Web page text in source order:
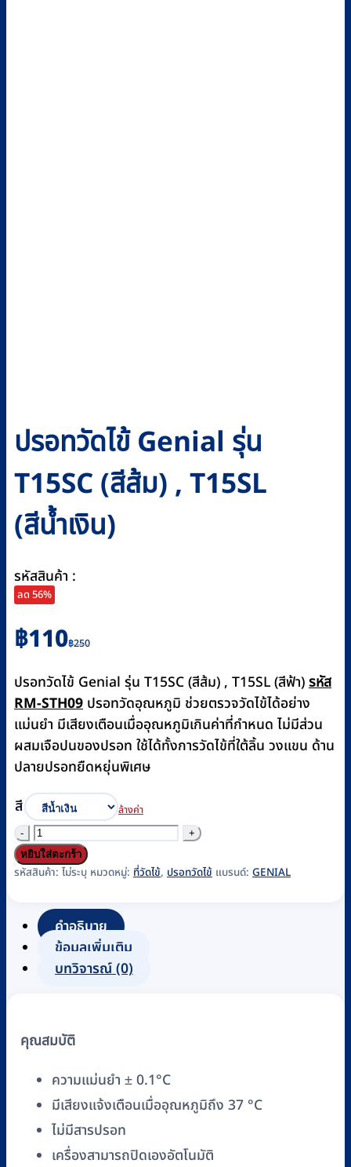
ปรอทวัดไข้ Genial รุ่น
T15SC (สีส้ม) , T15SL
(สีน้ำเงิน)
รหัสสินค้า :
ลด 56%
฿250
Original
price
was:
฿250.
฿110
Current
price
is:
฿110.
ปรอทวัดไข้ Genial รุ่น T15SC (สีส้ม) , T15SL (สีฟ้า)รหัส
RM-STH09 ปรอทวัดอุณหภูมิ ช่วยตรวจวัดไข้ได้อย่าง
แม่นยำ มีเสียงเตือนเมื่ออุณหภูมิเกินค่าที่กำหนด ไม่มีส่วน
ผสมเจือปนของปรอท ใช้ได้ทั้งการวัดไข้ที่ใต้ลิ้น วงแขน ด้าน
ปลายปรอทยืดหยุ่นพิเศษ
สี
ล้างค่า
จำนวน
ปรอท
วัด
Genial
รุ่น
T15SC
T15SL
ชิ้น
หยิบใส่ตะกร้า
รหัสสินค้า: ไม่ระบุ หมวดหมู่: ที่วัดไข้, ปรอทวัดไข้ แบรนด์: GENIAL
คำอธิบาย
ข้อมูลเพิ่มเติม
บทวิจารณ์ (0)
คุณสมบัติ
ความแม่นยำ ± 0.1°C
มีเสียงแจ้งเตือนเมื่ออุณหภูมิถึง 37 °C
ไม่มีสารปรอท
เครื่องสามารถปิดเองอัตโนมัติ